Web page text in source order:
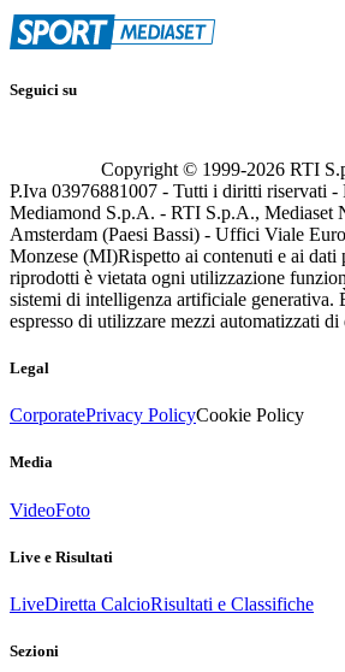
Seguici su
Copyright © 1999-2026 RTI
P.Iva 03976881007 - Tutti i diritti riservati -
Mediamond S.p.A. - RTI S.p.A., Mediaset
Amsterdam (Paesi Bassi) - Uffici Viale
Monzese (MI)Rispetto ai contenuti e ai dati
riprodotti è vietata ogni utilizzazione
sistemi di intelligenza artificiale generativa.
espresso di utilizzare mezzi automatizzati di
Legal
CorporatePrivacy PolicyCookie Policy
Media
VideoFoto
Live e Risultati
LiveDiretta CalcioRisultati e Classifiche
Sezioni